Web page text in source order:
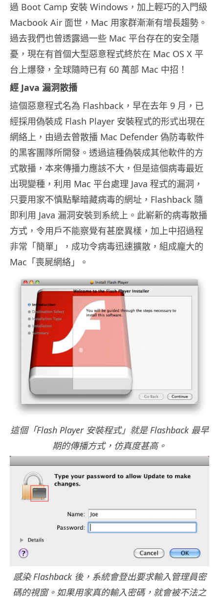
過 Boot Camp 安裝 Windows，加上輕巧的入門級
Macbook Air 面世，Mac 用家群漸漸有增長趨勢。
過去我們也曾透露過一些 Mac 平台存在的安全隱
憂，現在有首個大型惡意程式終於在 Mac OS X 平
台上爆發，全球隨時已有 60 萬部 Mac 中招！
經 Java 漏洞散播
這個惡意程式名為 Flashback，早在去年 9 月，已
經採用偽裝成 Flash Player 安裝程式的形式出現在
網絡上，由過去曾散播 Mac Defender 偽防毒軟件
的黑客團隊所開發。透過這種偽裝成其他軟件的方
式散播，本來傳播力應該不大，但是這個病毒最近
出現變種，利用 Mac 平台處理 Java 程式的漏洞，
只要用家不慎點擊暗藏病毒的網址，Flashback 隨
即利用 Java 漏洞安裝到系統上。此嶄新的病毒散播
方式，令用戶不能察覺有甚麼異樣，加上中招過程
非常「簡單」，成功令病毒迅速擴散，組成龐大的
Mac「喪屍網絡」。
這個「Flash Player 安裝程式」就是 Flashback 最早
期的傳播方式，仿真度甚高。
感染 Flashback 後，系統會登出要求輸入管理員密
碼的視窗。如果用家真的輸入密碼，就會被不法之